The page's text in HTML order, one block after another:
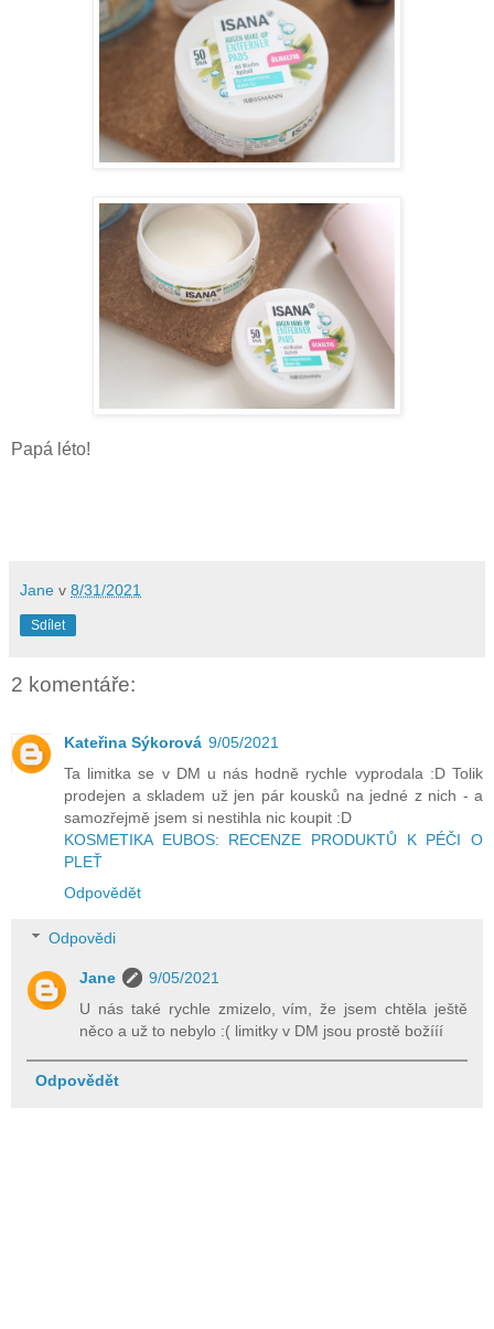
Papá léto!
Jane v 8/31/2021
Sdílet
2 komentáře:
Kateřina Sýkorová 9/05/2021
Ta limitka se v DM u nás hodně rychle vyprodala :D Tolik
prodejen a skladem už jen pár kousků na jedné z nich - a
samozřejmě jsem si nestihla nic koupit :D
KOSMETIKA EUBOS: RECENZE PRODUKTŮ K PÉČI O
PLEŤ
Odpovědět
Odpovědi
Jane
9/05/2021
U nás také rychle zmizelo, vím, že jsem chtěla ještě
něco a už to nebylo :( limitky v DM jsou prostě božííí
Odpovědět